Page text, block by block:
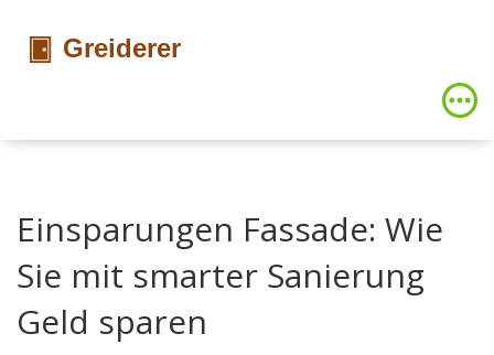
Einsparungen Fassade: Wie
Sie mit smarter Sanierung
Geld sparen